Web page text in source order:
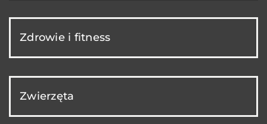
Zdrowie i fitness
Zwierzęta